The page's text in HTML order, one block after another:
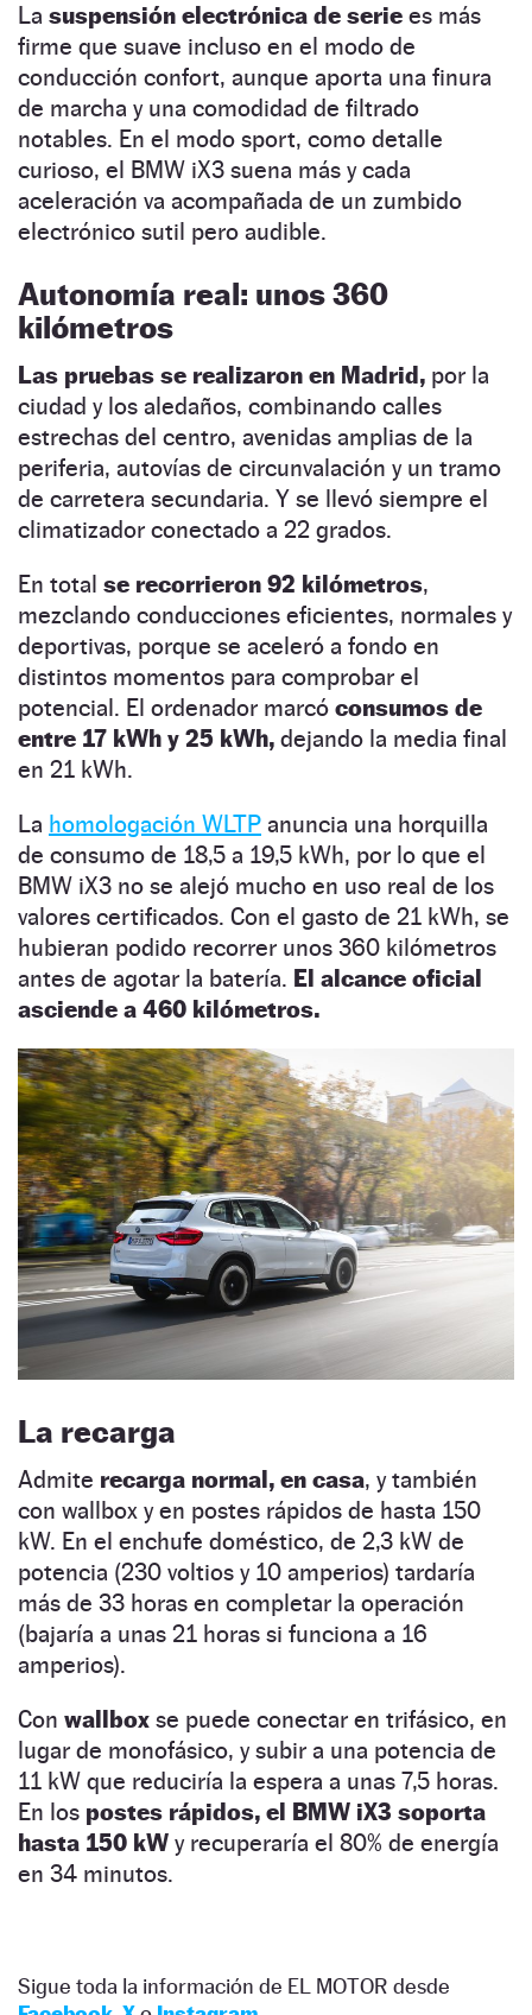
La suspensión electrónica de serie es más
firme que suave incluso en el modo de
conducción confort, aunque aporta una finura
de marcha y una comodidad de filtrado
notables. En el modo sport, como detalle
curioso, el BMW iX3 suena más y cada
aceleración va acompañada de un zumbido
electrónico sutil pero audible.
Autonomía real: unos 360
kilómetros
Las pruebas se realizaron en Madrid, por la
ciudad y los aledaños, combinando calles
estrechas del centro, avenidas amplias de la
periferia, autovías de circunvalación y un tramo
de carretera secundaria. Y se llevó siempre el
climatizador conectado a 22 grados.
En total se recorrieron 92 kilómetros,
mezclando conducciones eficientes, normales y
deportivas, porque se aceleró a fondo en
distintos momentos para comprobar el
potencial. El ordenador marcó consumos de
entre 17 kWh y 25 kWh, dejando la media final
en 21 kWh.
La homologación WLTP anuncia una horquilla
de consumo de 18,5 a 19,5 kWh, por lo que el
BMW iX3 no se alejó mucho en uso real de los
valores certificados. Con el gasto de 21 kWh, se
hubieran podido recorrer unos 360 kilómetros
antes de agotar la batería. El alcance oficial
asciende a 460 kilómetros.
La recarga
Admite recarga normal, en casa, y también
con wallbox y en postes rápidos de hasta 150
kW. En el enchufe doméstico, de 2,3 kW de
potencia (230 voltios y 10 amperios) tardaría
más de 33 horas en completar la operación
(bajaría a unas 21 horas si funciona a 16
amperios).
Con wallbox se puede conectar en trifásico, en
lugar de monofásico, y subir a una potencia de
11 kW que reduciría la espera a unas 7,5 horas.
En los postes rápidos, el BMW iX3 soporta
hasta 150 kW y recuperaría el 80% de energía
en 34 minutos.
Sigue toda la información de EL MOTOR desde